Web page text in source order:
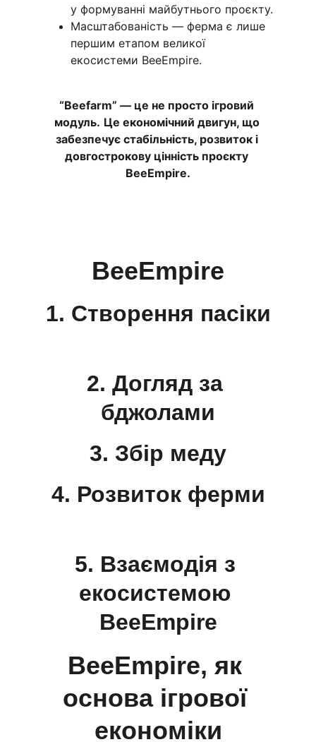
BeeEmpire
1. Створення пасіки
2. Догляд за
бджолами
3. Збір меду
4. Розвиток ферми
5. Взаємодія з
екосистемою
BeeEmpire
BeeEmpire, як
основа ігрової
економіки
у формуванні майбутнього проєкту.
Масштабованість — ферма є лише
першим етапом великої
екосистеми BeeEmpire.
“Beefarm” — це не просто ігровий
модуль. Це економічний двигун, що
забезпечує стабільність, розвиток і
довгострокову цінність проєкту
BeeEmpire.